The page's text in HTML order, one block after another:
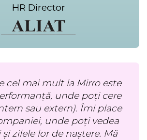
HR Director
cel mai mult la Mirro este
unde poți cere
sau extern). Îmi place
unde poți vedea
zilele lor de naștere. Mă